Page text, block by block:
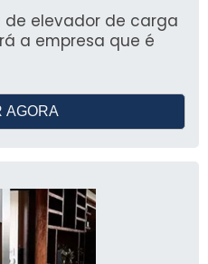
elevador de carga
a empresa que é
AGORA